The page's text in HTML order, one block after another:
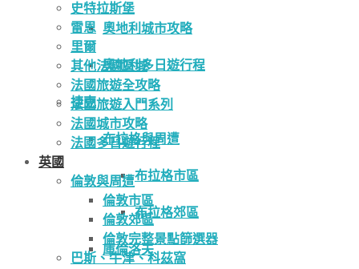
奧地利城市攻略
奧地利多日遊行程
捷克
布拉格與周遭
布拉格市區
布拉格郊區
庫倫洛夫
史特拉斯堡
雷恩
里爾
其他法國區域
法國旅遊全攻略
法國旅遊入門系列
法國城市攻略
法國多日遊行程
英國
倫敦與周遭
倫敦市區
倫敦郊區
倫敦完整景點篩選器
巴斯、牛津、科茲窩